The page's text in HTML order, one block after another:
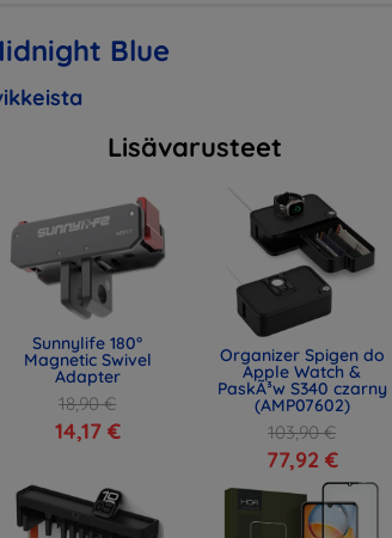
Blue
Lisävarusteet
Sunnylife 180°
Magnetic Swivel
Adapter
18,90 €
14,17 €
Organizer Spigen do
Apple Watch &
PaskÃ³w S340 czarny
(AMP07602)
103,90 €
77,92 €